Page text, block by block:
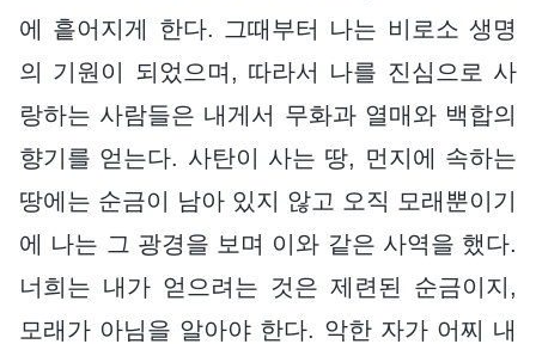
에 흩어지게 한다. 그때부터 나는 비로소 생명
의 기원이 되었으며, 따라서 나를 진심으로 사
랑하는 사람들은 내게서 무화과 열매와 백합의
향기를 얻는다. 사탄이 사는 땅, 먼지에 속하는
땅에는 순금이 남아 있지 않고 오직 모래뿐이기
에 나는 그 광경을 보며 이와 같은 사역을 했다.
너희는 내가 얻으려는 것은 제련된 순금이지,
모래가 아님을 알아야 한다. 악한 자가 어찌 내